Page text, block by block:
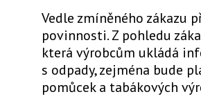
Vedle zmíněného zákazu
povinnosti. Z pohledu
která výrobcům ukládá
s odpady, zejména bude
pomůcek a tabákových